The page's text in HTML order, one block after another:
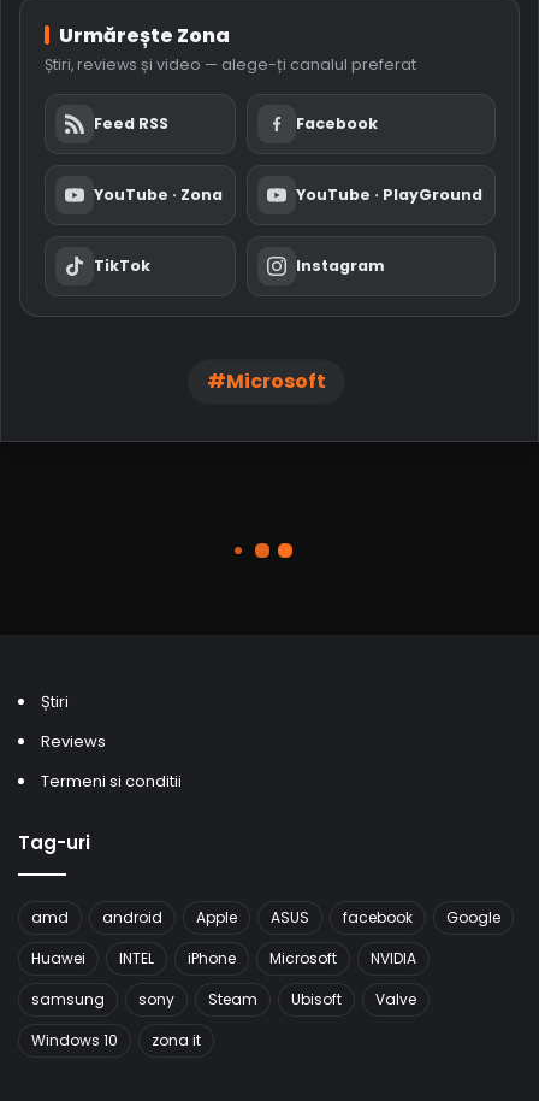
Urmărește Zona
Știri, reviews și video — alege-ți canalul preferat
Feed RSS Facebook
YouTube · Zona YouTube · PlayGround
TikTok Instagram
Microsoft
Știri
Reviews
Termeni si conditii
Tag-uri
amd android Apple ASUS facebook
Google
Huawei
INTEL iPhone Microsoft
NVIDIA
samsung
sony Steam Ubisoft
Valve
Windows 10
zona it